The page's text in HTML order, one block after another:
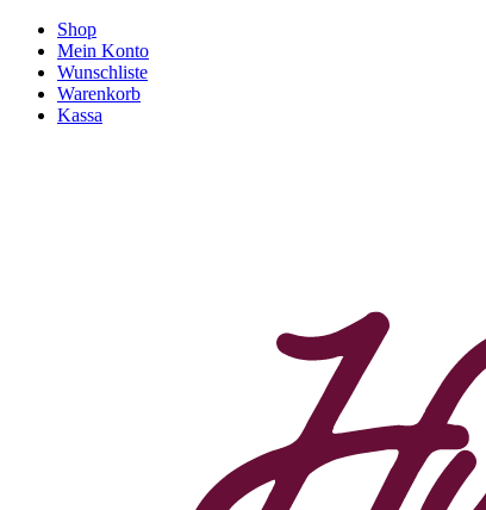
Shop
Mein Konto
Wunschliste
Warenkorb
Kassa